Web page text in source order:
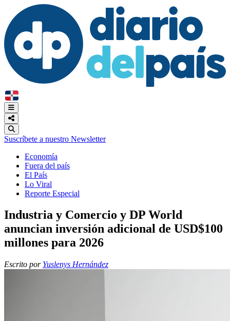
Suscríbete a nuestro Newsletter
Economía
Fuera del país
El País
Lo Viral
Reporte Especial
Industria y Comercio y DP World
anuncian inversión adicional de USD$100
millones para 2026
Escrito por Yuslenys Hernández